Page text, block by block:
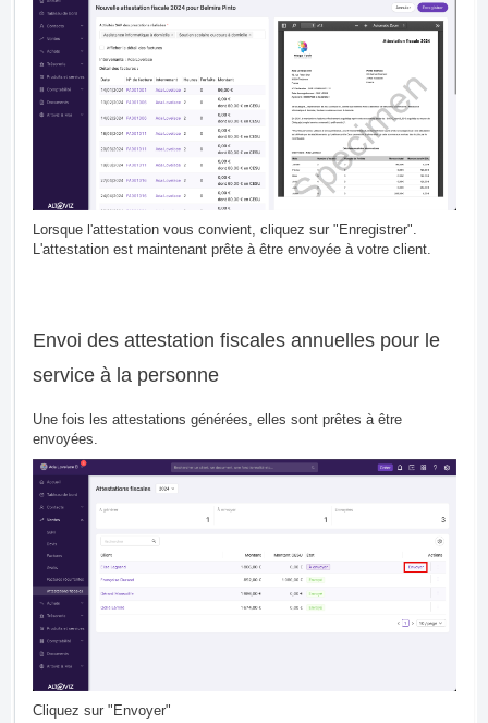
Lorsque l'attestation vous convient, cliquez sur "Enregistrer".
L'attestation est maintenant prête à être envoyée à votre client.
Envoi des attestation fiscales annuelles pour le
service à la personne
Une fois les attestations générées, elles sont prêtes à être
envoyées.
Cliquez sur "Envoyer"